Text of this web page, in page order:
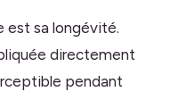
est sa longévité.
directement
pendant